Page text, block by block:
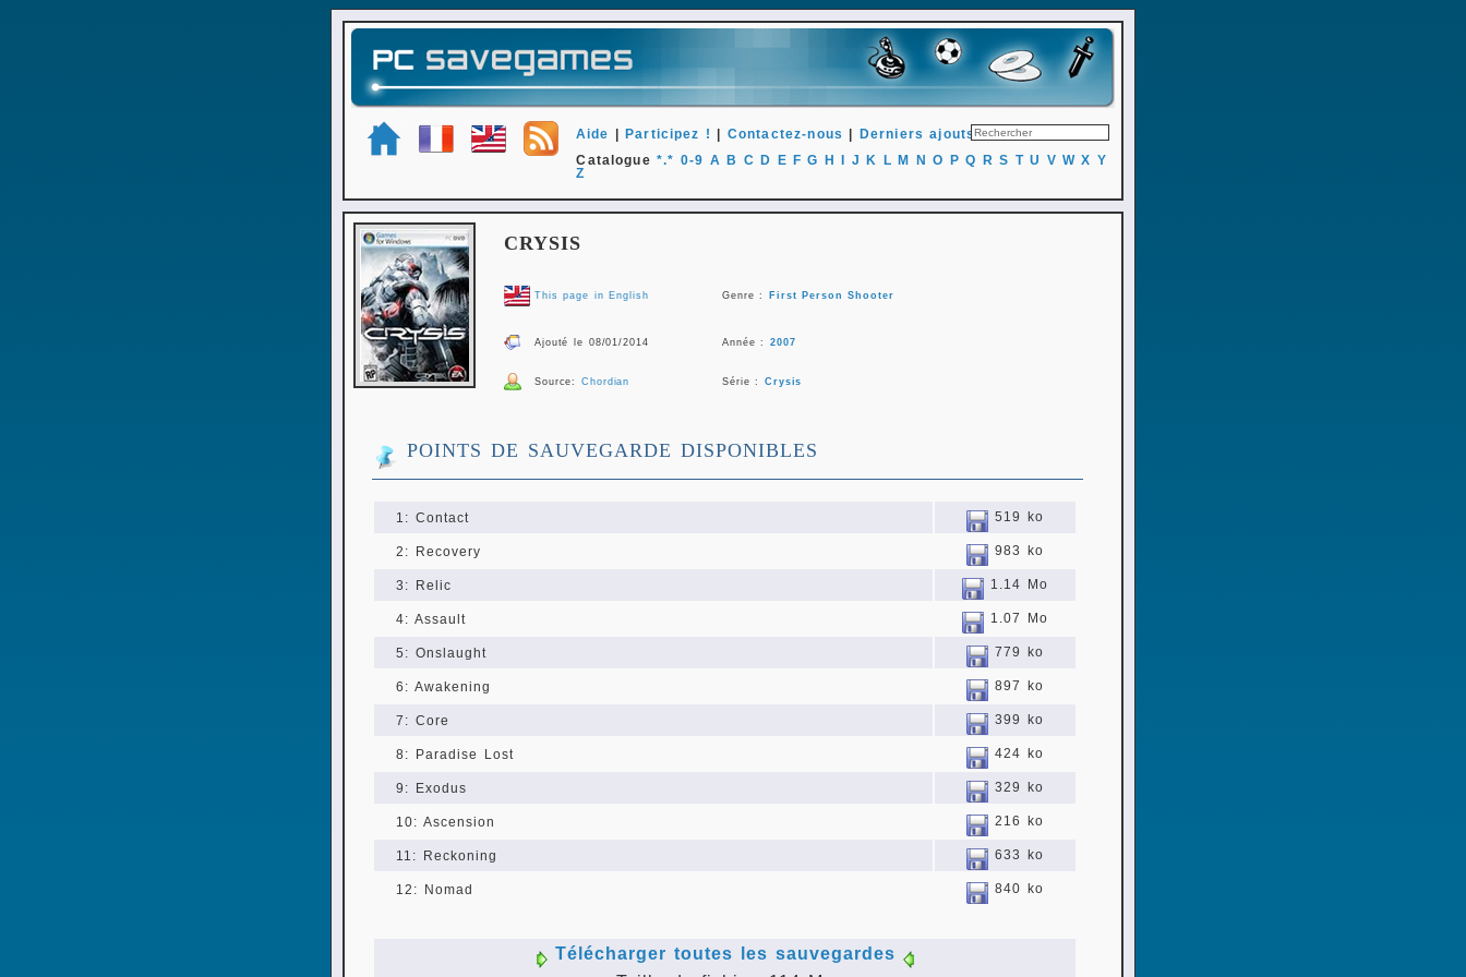
Aide Participez ! Contactez-nous Derniers ajouts
Catalogue*.* 0-9 A B C D E F G H J K L M N O P Q R S T U V W X
Y
Z
CRYSIS
This page in English Genre : First Person Shooter
Ajouté le 08/01/2014 Année : 2007
Source:Chordian Série : Crysis
POINTS DE SAUVEGARDE DISPONIBLES
1: Contact 519 ko
2: Recovery 983 ko
3: Relic 1.14 Mo
4: Assault 1.07 Mo
5: Onslaught 779 ko
6: Awakening 897 ko
7: Core 399 ko
8: Paradise Lost 424 ko
9: Exodus 329 ko
10: Ascension 216 ko
11: Reckoning 633 ko
12: Nomad 840 ko
Télécharger toutes les sauvegardes